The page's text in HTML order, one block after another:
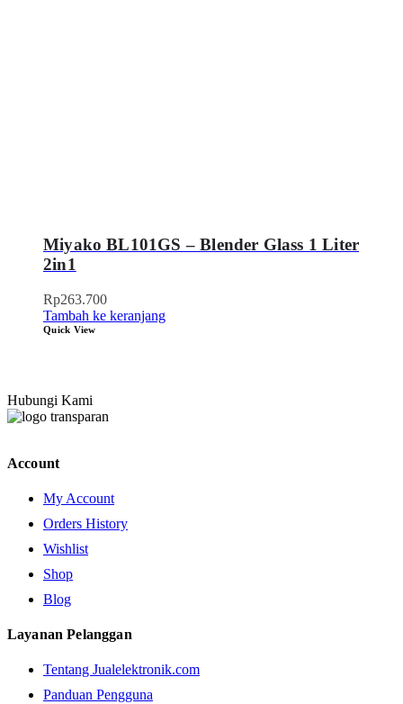
Miyako BL101GS – Blender Glass 1 Liter
2in1
Rp263.700
Tambah ke keranjang
Quick View
Hubungi Kami
Account
My Account
Orders History
Wishlist
Shop
Blog
Layanan Pelanggan
Tentang Jualelektronik.com
Panduan Pengguna